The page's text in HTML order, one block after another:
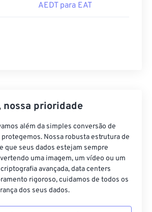
AEDT para EAT
nossa prioridade
além da simples conversão de
Nossa robusta estrutura de
que seus dados estejam sempre
uma imagem, um vídeo ou um
avançada, data centers
rigoroso, cuidamos de todos os
dos seus dados.